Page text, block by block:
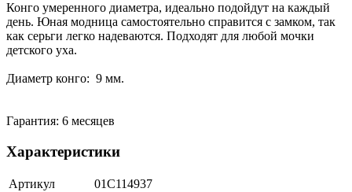
Конго умеренного диаметра, идеально подойдут на каждый
день. Юная модница самостоятельно справится с замком, так
как серьги легко надеваются. Подходят для любой мочки
детского уха.
Диаметр конго: 9 мм.
Гарантия: 6 месяцев
Характеристики
Артикул
01С114937